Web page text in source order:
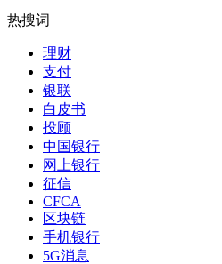
热搜词
理财
支付
银联
白皮书
投顾
中国银行
网上银行
征信
CFCA
区块链
手机银行
5G消息